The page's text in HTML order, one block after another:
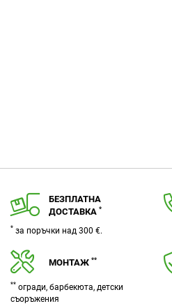
БЕЗПЛАТНА
ДОСТАВКА *
* за поръчки над 300 €.
МОНТАЖ **
** огради, барбекюта, детски
съоръжения